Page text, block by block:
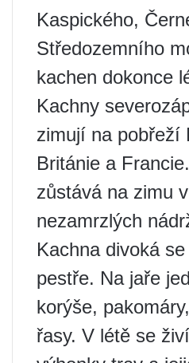
Kaspického,
Středozemního
kachen dokonce
Kachny
zimují na pobřeží
Británie a
zůstává na zimu
nezamrzlých
Kachna divoká
pestře. Na jaře
korýše,
řasy. V létě se